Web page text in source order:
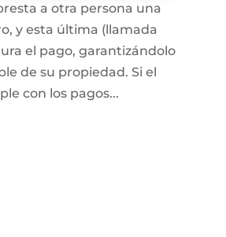
a otra persona una
y esta última (llamada
el pago, garantizándolo
de su propiedad. Si el
con los pagos...